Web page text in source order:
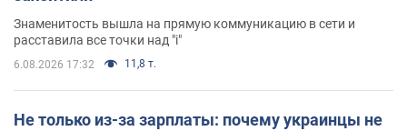
Знаменитость вышла на прямую коммуникацию в сети и
расставила все точки над "i"
6.08.2026 17:32 11,8 т.
Не только из-за зарплаты: почему украинцы не